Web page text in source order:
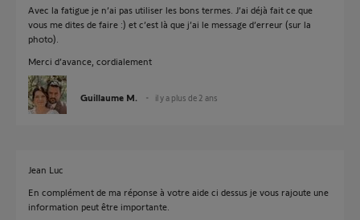
Avec la fatigue je n’ai pas utiliser les bons termes. J’ai déjà fait ce que
vous me dites de faire :) et c’est là que j’ai le message d’erreur (sur la
photo).
Merci d’avance, cordialement
Guillaume M. il y a plus de 2 ans
Jean Luc
En complément de ma réponse à votre aide ci dessus je vous rajoute une
information peut être importante.